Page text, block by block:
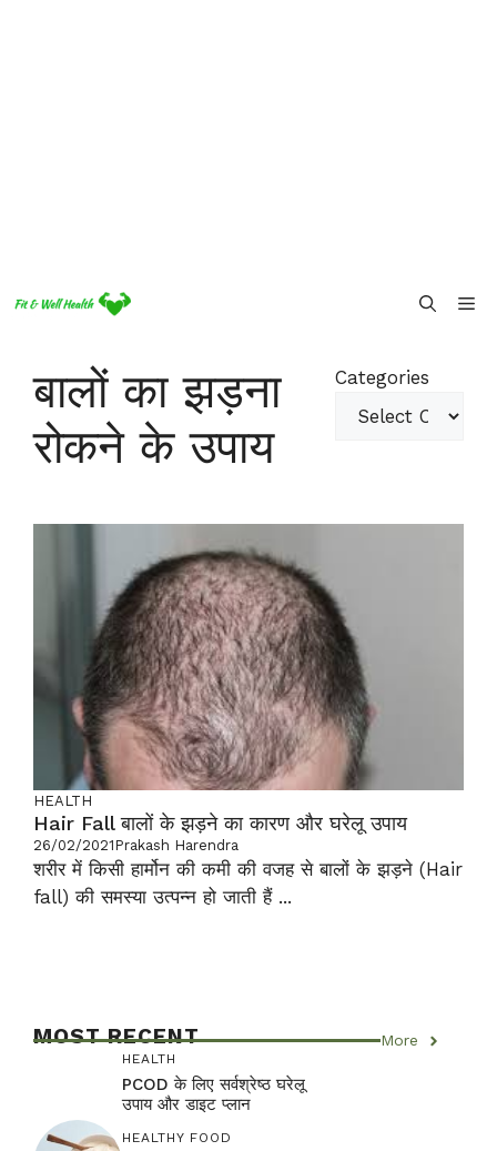
बालों का झड़ना
रोकने के उपाय
Categories
HEALTH
Hair Fall बालों के झड़ने का कारण और घरेलू उपाय
26/02/2021Prakash Harendra
शरीर में किसी हार्मोन की कमी की वजह से बालों के झड़ने (Hair
fall) की समस्या उत्पन्न हो जाती हैं ...
MOST RECENT More
HEALTH
PCOD के लिए सर्वश्रेष्ठ घरेलू
उपाय और डाइट प्लान
HEALTHY FOOD